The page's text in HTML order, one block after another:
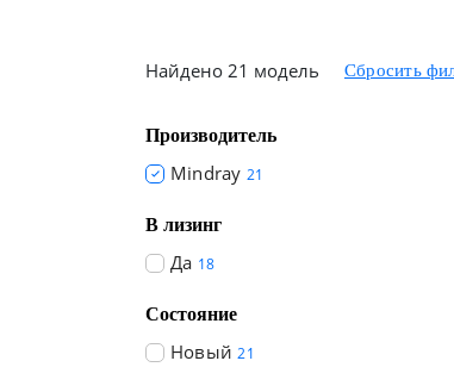
Найдено 21 модель
Производитель
Mindray 21
В лизинг
Да 18
Состояние
Новый 21